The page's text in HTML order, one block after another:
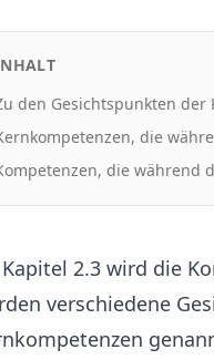
den Gesichtspunkten der
die
die während
2.3 wird die
verschiedene